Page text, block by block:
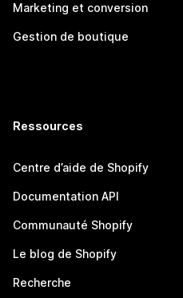
Marketing et conversion
Gestion de boutique
Ressources
Centre d’aide de Shopify
Documentation API
Communauté Shopify
Le blog de Shopify
Recherche